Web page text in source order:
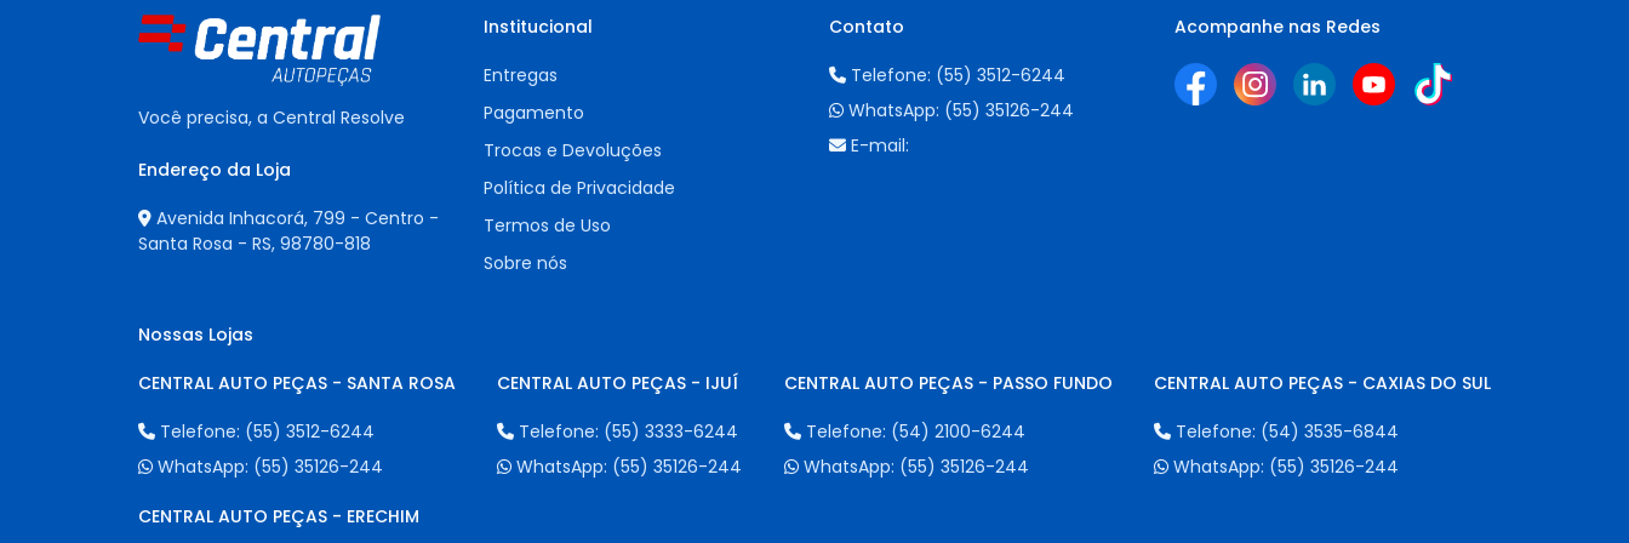
Você precisa, a Central Resolve
Endereço da Loja
Avenida Inhacorá, 799 - Centro -
Santa Rosa - RS, 98780-818
Institucional
Entregas
Pagamento
Trocas e Devoluções
Política de Privacidade
Termos de Uso
Sobre nós
Contato
Telefone: (55) 3512-6244
WhatsApp: (55) 35126-244
E-mail:
Acompanhe nas Redes
Nossas Lojas
CENTRAL AUTO PEÇAS - SANTA ROSA
Telefone: (55) 3512-6244
WhatsApp: (55) 35126-244
CENTRAL AUTO PEÇAS - IJUÍ
Telefone: (55) 3333-6244
WhatsApp: (55) 35126-244
CENTRAL AUTO PEÇAS - PASSO FUNDO
Telefone: (54) 2100-6244
WhatsApp: (55) 35126-244
CENTRAL AUTO PEÇAS - CAXIAS DO SUL
Telefone: (54) 3535-6844
WhatsApp: (55) 35126-244
CENTRAL AUTO PEÇAS - ERECHIM